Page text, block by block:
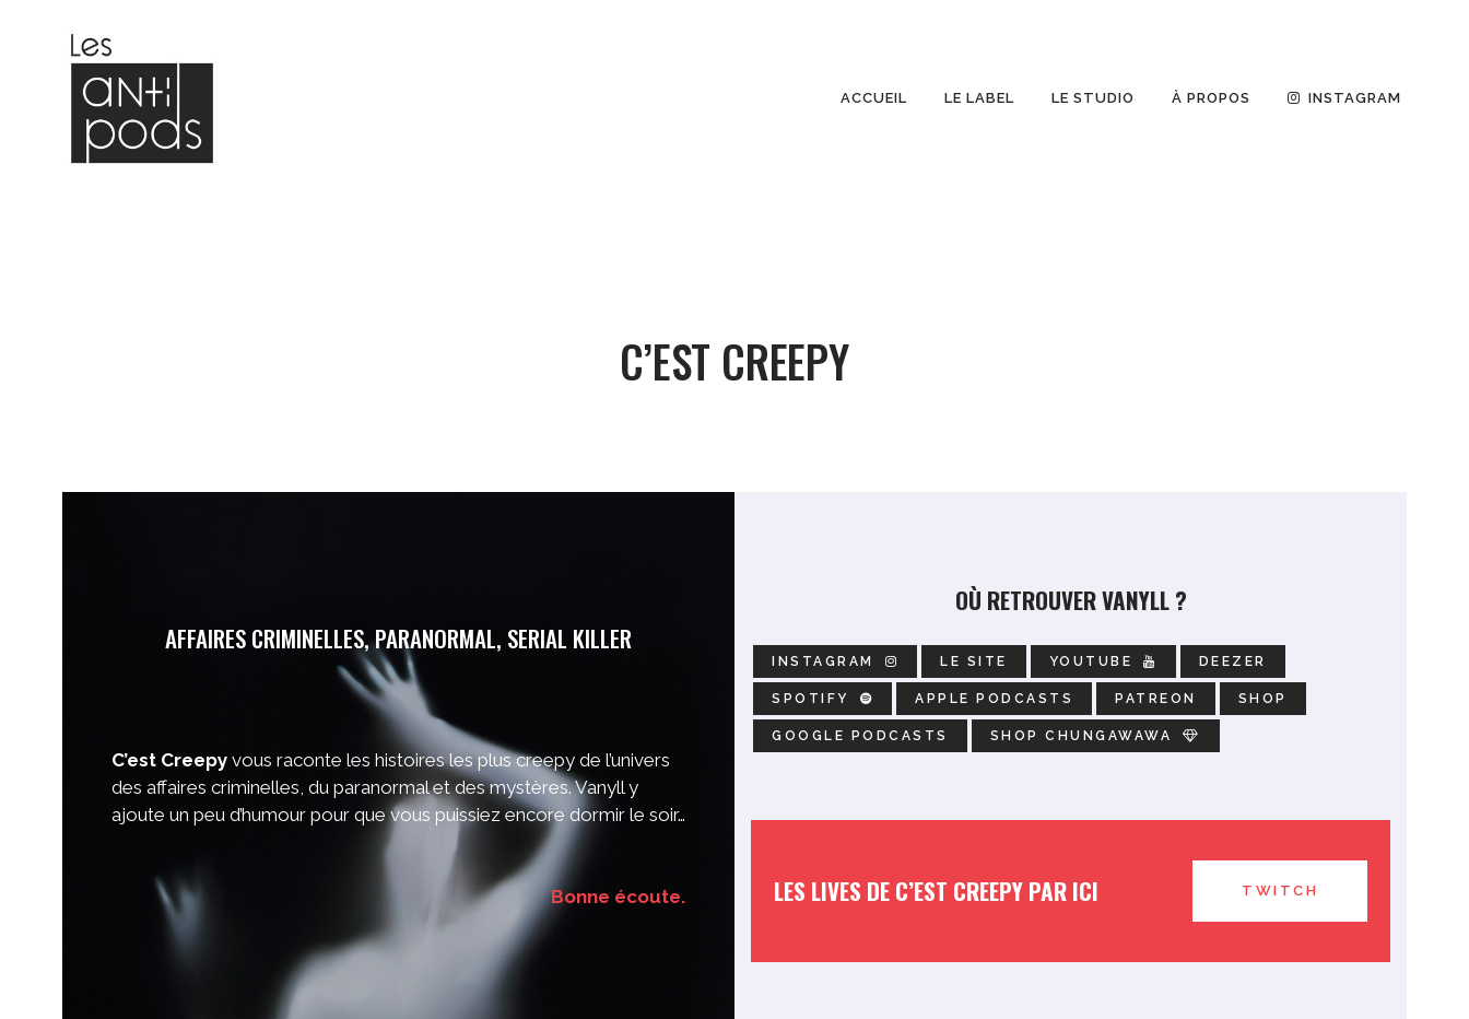
ACCUEIL LE LABEL LE STUDIO À PROPOS INSTAGRAM
C’EST CREEPY
AFFAIRES CRIMINELLES, PARANORMAL, SERIAL KILLER
C’est Creepy vous raconte les histoires les plus creepy de l’univers
des affaires criminelles, du paranormal et des mystères. Vanyll y
ajoute un peu d’humour pour que vous puissiez encore dormir le soir…
Bonne écoute.
OÙ RETROUVER VANYLL ?
INSTAGRAM LE SITE YOUTUBE DEEZER
SPOTIFY APPLE PODCASTS PATREON SHOP
GOOGLE PODCASTS SHOP CHUNGAWAWA
LES LIVES DE C’EST CREEPY PAR ICI TWITCH